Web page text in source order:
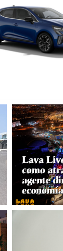
Lava
como
agente